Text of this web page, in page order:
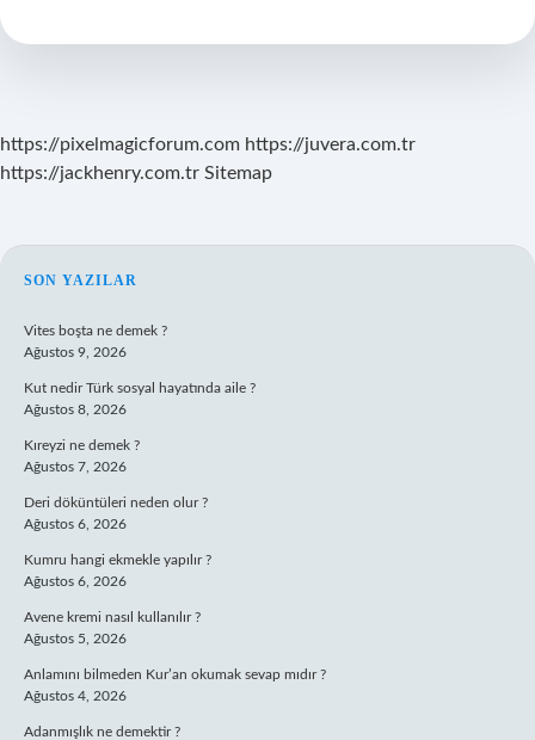
https://pixelmagicforum.com https://juvera.com.tr
https://jackhenry.com.tr Sitemap
SIDEBAR
SON YAZILAR
Vites boşta ne demek ?
Ağustos 9, 2026
Kut nedir Türk sosyal hayatında aile ?
Ağustos 8, 2026
Kıreyzi ne demek ?
Ağustos 7, 2026
Deri döküntüleri neden olur ?
Ağustos 6, 2026
Kumru hangi ekmekle yapılır ?
Ağustos 6, 2026
Avene kremi nasıl kullanılır ?
Ağustos 5, 2026
Anlamını bilmeden Kur’an okumak sevap mıdır ?
Ağustos 4, 2026
Adanmışlık ne demektir ?